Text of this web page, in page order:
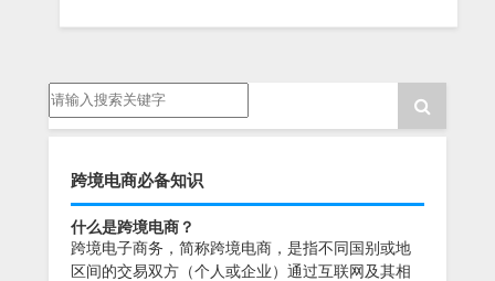
跨境电商必备知识
什么是跨境电商？
跨境电子商务，简称跨境电商，是指不同国别或地
区间的交易双方（个人或企业）通过互联网及其相